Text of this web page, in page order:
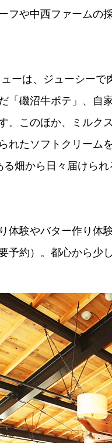
フや中西ファームの
ーは、ジューシー
「磯沼牛ポテ」、
。このほか、ミル
れたソフトクリーム
畑から日々届けら
体験やバター作り体
予約）。都心から